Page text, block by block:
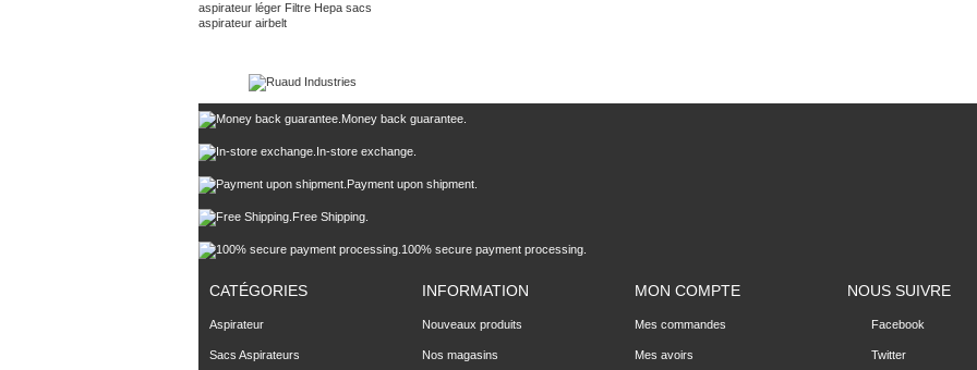
aspirateur léger Filtre Hepa sacs
aspirateur airbelt
Money back guarantee.
In-store exchange.
Payment upon shipment.
Free Shipping.
100% secure payment processing.
CATÉGORIES
Aspirateur
Sacs Aspirateurs
INFORMATION
Nouveaux produits
Nos magasins
MON COMPTE
Mes commandes
Mes avoirs
NOUS SUIVRE
Facebook
Twitter